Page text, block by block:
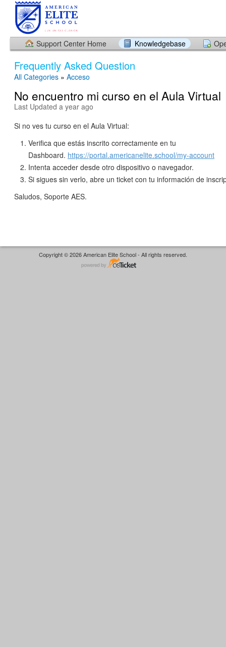
Support Center Home Knowledgebase
Frequently Asked Question
All Categories » Acceso
No encuentro mi curso en el Aula Virtual
Last Updated a year ago
Si no ves tu curso en el Aula Virtual:
Verifica que estás inscrito correctamente en tu
Dashboard. https://portal.americanelite.school/my-account
Intenta acceder desde otro dispositivo o navegador.
Si sigues sin verlo, abre un ticket con tu información de
Saludos, Soporte AES.
Copyright © 2026 American Elite School - All rights reserved.